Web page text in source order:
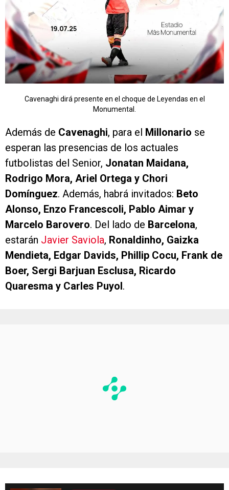
Cavenaghi dirá presente en el choque de Leyendas en el
Monumental.
Además de Cavenaghi, para el Millonario se
esperan las presencias de los actuales
futbolistas del Senior, Jonatan Maidana,
Rodrigo Mora, Ariel Ortega y Chori
Domínguez. Además, habrá invitados: Beto
Alonso, Enzo Francescoli, Pablo Aimar y
Marcelo Barovero. Del lado de Barcelona,
estarán Javier Saviola, Ronaldinho, Gaizka
Mendieta, Edgar Davids, Phillip Cocu, Frank de
Boer, Sergi Barjuan Esclusa, Ricardo
Quaresma y Carles Puyol.